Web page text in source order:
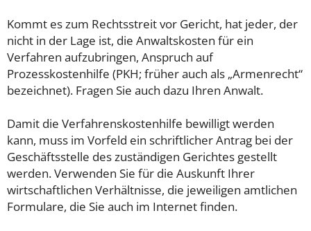
Kommt es zum Rechtsstreit vor Gericht, hat jeder, der
nicht in der Lage ist, die Anwaltskosten für ein
Verfahren aufzubringen, Anspruch auf
Prozesskostenhilfe (PKH; früher auch als „Armenrecht“
bezeichnet). Fragen Sie auch dazu Ihren Anwalt.
Damit die Verfahrenskostenhilfe bewilligt werden
kann, muss im Vorfeld ein schriftlicher Antrag bei der
Geschäftsstelle des zuständigen Gerichtes gestellt
werden. Verwenden Sie für die Auskunft Ihrer
wirtschaftlichen Verhältnisse, die jeweiligen amtlichen
Formulare, die Sie auch im Internet finden.